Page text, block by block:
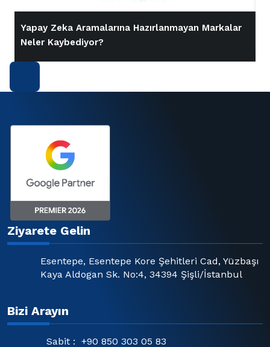
Yapay Zeka Aramalarına Hazırlanmayan Markalar
Neler Kaybediyor?
Ziyarete Gelin
Esentepe, Esentepe Kore Şehitleri Cad, Yüzbaşı
Kaya Aldogan Sk. No:4, 34394 Şişli/İstanbul
Bizi Arayın
Sabit : +90 850 303 05 83